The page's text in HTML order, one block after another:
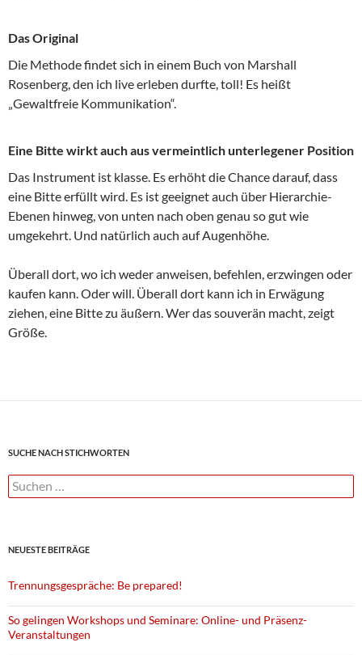
Das Original
Die Methode findet sich in einem Buch von Marshall
Rosenberg, den ich live erleben durfte, toll! Es heißt
„Gewaltfreie Kommunikation“.
Eine Bitte wirkt auch aus vermeintlich unterlegener Position
Das Instrument ist klasse. Es erhöht die Chance darauf, dass
eine Bitte erfüllt wird. Es ist geeignet auch über Hierarchie-
Ebenen hinweg, von unten nach oben genau so gut wie
umgekehrt. Und natürlich auch auf Augenhöhe.
Überall dort, wo ich weder anweisen, befehlen, erzwingen oder
kaufen kann. Oder will. Überall dort kann ich in Erwägung
ziehen, eine Bitte zu äußern. Wer das souverän macht, zeigt
Größe.
SUCHE NACH STICHWORTEN
Suchen
nach:
NEUESTE BEITRÄGE
Trennungsgespräche: Be prepared!
So gelingen Workshops und Seminare: Online- und Präsenz-
Veranstaltungen